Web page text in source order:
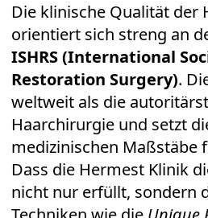
Die klinische Qualität der
orientiert sich streng an
ISHRS (International
Restoration Surgery).
weltweit als die
Haarchirurgie und setzt
medizinischen Maßstäbe
Dass die Hermest Klinik
nicht nur erfüllt, sondern